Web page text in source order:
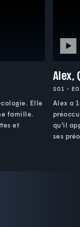
Elle
famille.
et
Alex,
S01 •
Alex a
qu'il
ses